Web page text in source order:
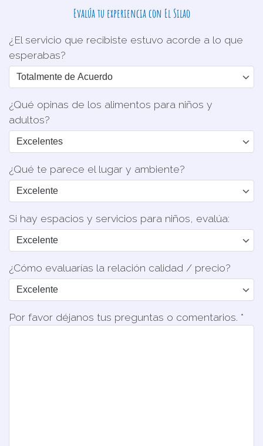
Evalúa tu experiencia con El Silao
¿El servicio que recibiste estuvo acorde a lo que
esperabas?
¿Qué opinas de los alimentos para niños y
adultos?
¿Qué te parece el lugar y ambiente?
Si hay espacios y servicios para niños, evalúa:
¿Cómo evaluarías la relación calidad / precio?
Por favor déjanos tus preguntas o comentarios. *